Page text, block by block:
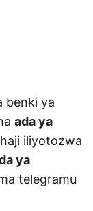
benki ya
ada ya
iliyotozwa
ya
telegramu